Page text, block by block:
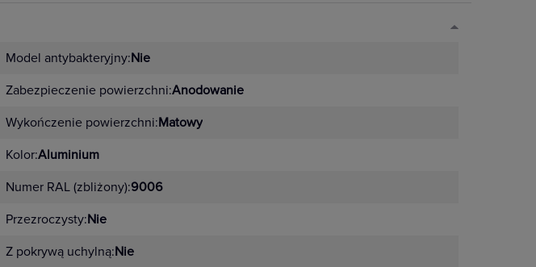
Model antybakteryjny:Nie
Zabezpieczenie powierzchni:Anodowanie
Wykończenie powierzchni:Matowy
Kolor:Aluminium
Numer RAL (zbliżony):9006
Przezroczysty:Nie
Z pokrywą uchylną:Nie